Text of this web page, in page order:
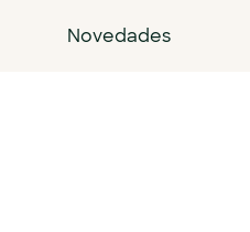
Novedades